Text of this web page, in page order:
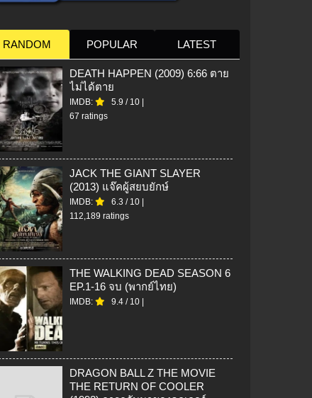
RANDOM POPULAR LATEST
DEATH HAPPEN (2009) 6:66 ตาย
ไม่ได้ตาย
IMDB: 5.9 / 10
67 ratings
JACK THE GIANT SLAYER
(2013) แจ๊คผู้สยบยักษ์
IMDB: 6.3 / 10
112,189 ratings
THE WALKING DEAD SEASON 6
EP.1-16 จบ (พากย์ไทย)
IMDB: 9.4 / 10
DRAGON BALL Z THE MOVIE
THE RETURN OF COOLER